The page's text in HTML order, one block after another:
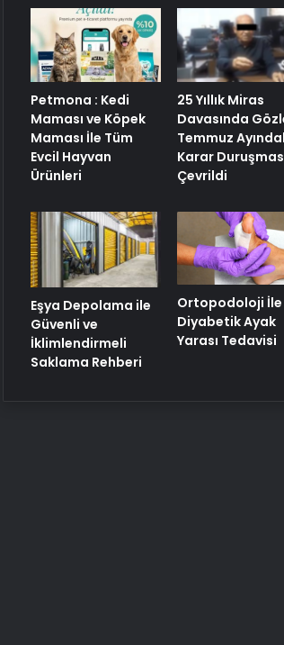
Petmona : Kedi
Maması ve Köpek
Maması İle Tüm
Evcil Hayvan
Ürünleri
25 Yıllık Miras
Davasında
Temmuz
Karar
Çevrildi
Eşya Depolama ile
Güvenli ve
İklimlendirmeli
Saklama Rehberi
Ortopodoloji İle
Diyabetik Ayak
Yarası Tedavisi